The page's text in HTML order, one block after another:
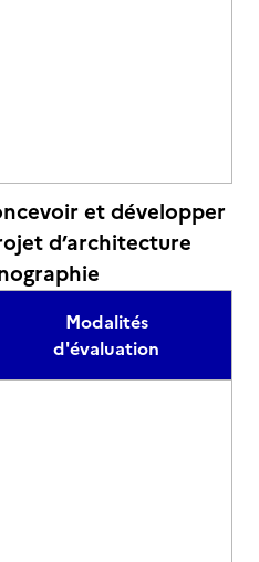
et développer
d’architecture
Modalités
d'évaluation